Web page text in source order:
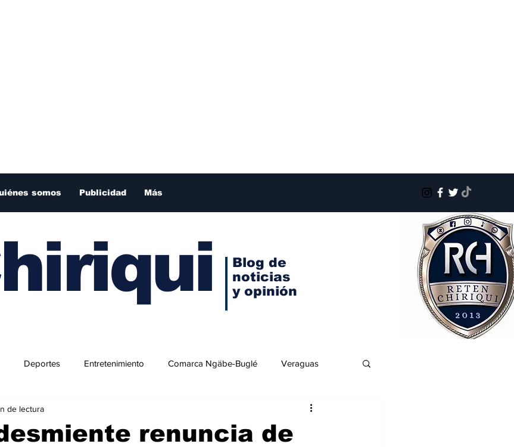
somos Publicidad Más
Blog de
noticias
y opinión
Deportes Entretenimiento Comarca Ngäbe-Buglé Veraguas
renuncia de
de lectura